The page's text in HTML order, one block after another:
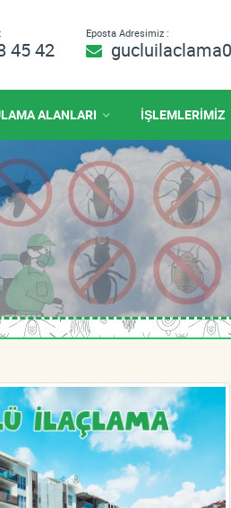
45 42
Eposta Adresimiz :
ALANLARI İŞLEMLERİMİZ